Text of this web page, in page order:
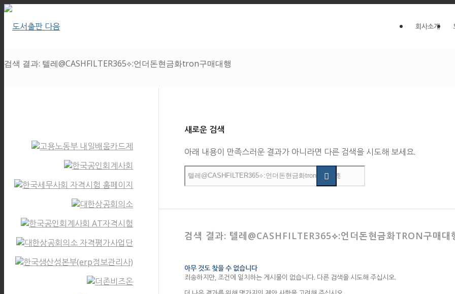
회사소개
검색 결과: 텔레@CASHFILTER365⟡:언더돈현금화tron구매대행
새로운 검색
아래 내용이 만족스러운 결과가 아니라면 다른 검색을 시도해 보세요.
검색 결과: 텔레@CASHFILTER365⟡:언더돈현금화TRON구매대
아무 것도 찾을 수 없습니다
죄송하지만, 조건에 일치하는 게시물이 없습니다. 다른 검색을 시도해 주십시오.